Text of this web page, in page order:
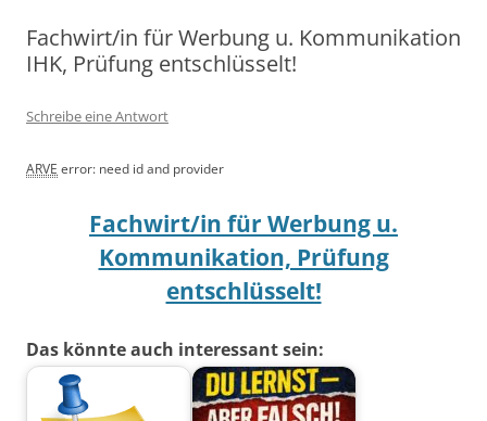
Fachwirt/in für Werbung u. Kommunikation
IHK, Prüfung entschlüsselt!
Schreibe eine Antwort
ARVE error: need id and provider
Fachwirt/in für Werbung u.
Kommunikation, Prüfung
entschlüsselt!
Das könnte auch interessant sein: